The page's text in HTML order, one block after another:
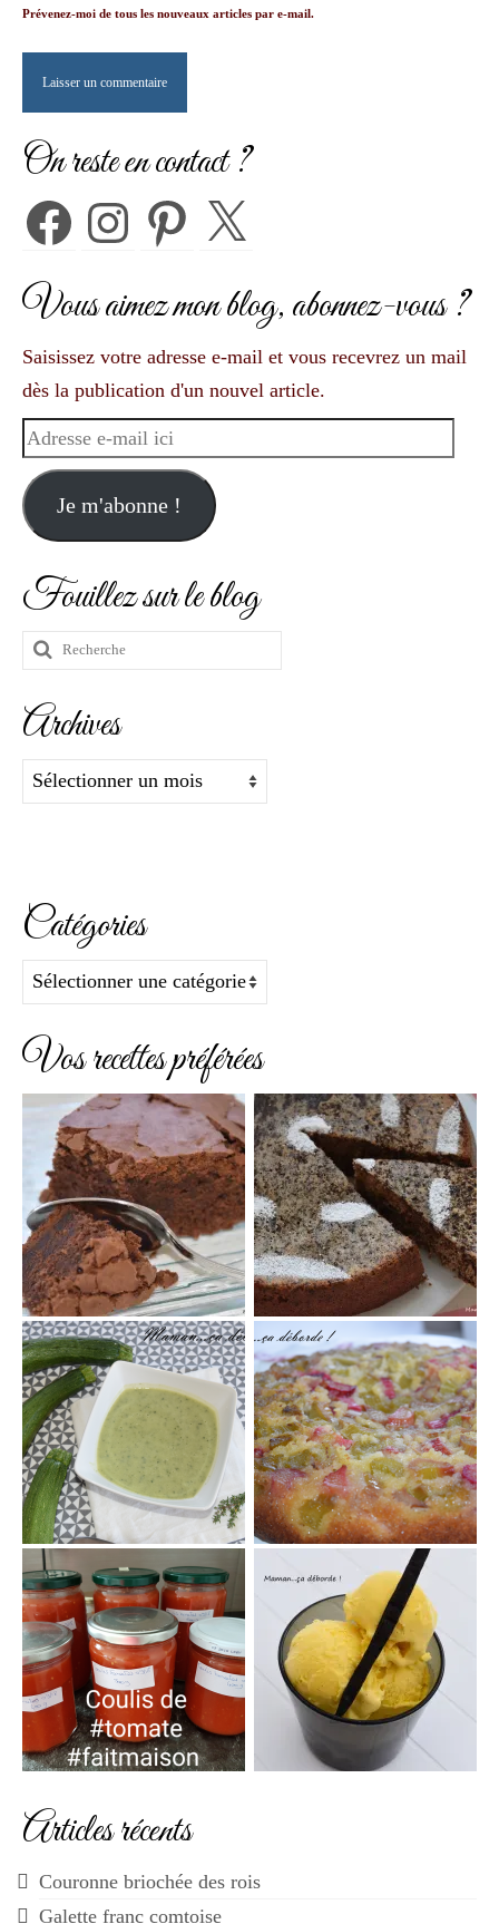
Prévenez-moi de tous les nouveaux articles par e-mail.
On reste en contact ?
FacebookInstagramPinterest X
Vous aimez mon blog, abonnez-vous ?
Saisissez votre adresse e-mail et vous recevrez un mail
dès la publication d'un nouvel article.
Adresse
mail
ici
Je m'abonne !
Fouillez sur le blog
Rechercher
Archives
Archives
Catégories
Catégories
Vos recettes préférées
Articles récents
Couronne briochée des rois
Galette franc comtoise